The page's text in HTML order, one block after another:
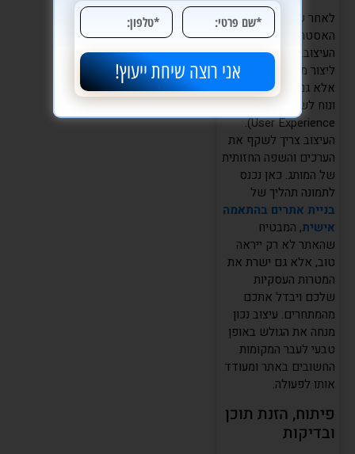
לאחר שהבנו את
האסטרטגיה, מגיע שלב
העיצוב. המטרה היא
ליצור ממשק לא רק יפה,
אלא גם אינטואיטיבי
ונוח לשימוש (UX –
User Experience).
העיצוב צריך לשקף את
הערכים והשפה החזותית
של המותג. כאן נכנס
לתמונה תהליך של
בניית אתרים בהתאמה
אישית, המבטיח
שהאתר לא רק ייראה
טוב, אלא גם ישרת את
המטרות העסקיות
שלכם ויבדל אתכם
מהמתחרים. עיצוב נכון
מנחה את הגולש באופן
טבעי לעבר המקומות
החשובים באתר ומעודד
אותו לפעולה.
פיתוח, הזנת תוכן
ובדיקות
אני רוצה שיחת ייעוץ!